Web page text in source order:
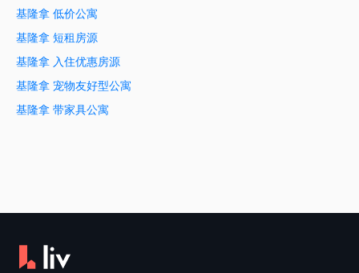
基隆拿 低价公寓
基隆拿 短租房源
基隆拿 入住优惠房源
基隆拿 宠物友好型公寓
基隆拿 带家具公寓